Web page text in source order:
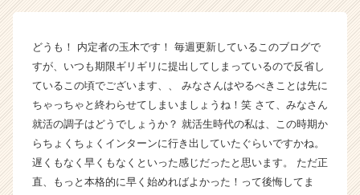
長
業
か
ら
ウ
ト
が
届
どうも！ 内定者の玉木です！ 毎週更新しているこのブログで
すが、いつも期限ギリギリに提出してしまっているので反省し
ているこの頃でございます、、 みなさんはやるべきことは先に
ちゃっちゃと終わらせてしまいましょうね！笑 さて、みなさん
就活の調子はどうでしょうか？ 就活生時代の私は、この時期か
らちょくちょくインターンに行き出していたぐらいですかね。
遅くもなく早くもなくといった感じだったと思います。 ただ正
直、もっと本格的に早く始めればよかった！って後悔してま